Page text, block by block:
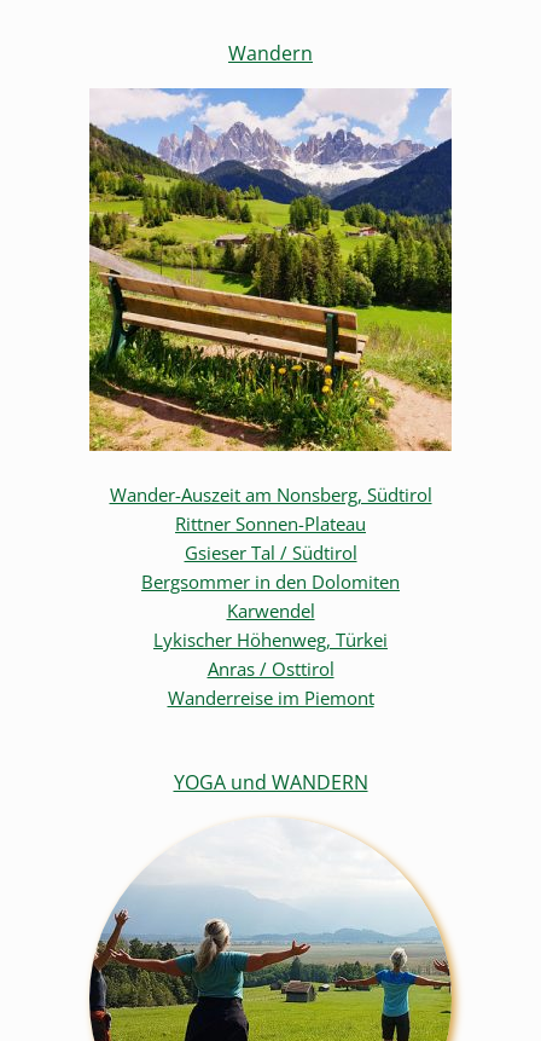
Wandern
Wander-Auszeit am Nonsberg, Südtirol
Rittner Sonnen-Plateau
Gsieser Tal / Südtirol
Bergsommer in den Dolomiten
Karwendel
Lykischer Höhenweg, Türkei
Anras / Osttirol
Wanderreise im Piemont
YOGA und WANDERN